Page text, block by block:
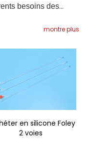
besoins des
montre plus
en silicone Foley
2 voies